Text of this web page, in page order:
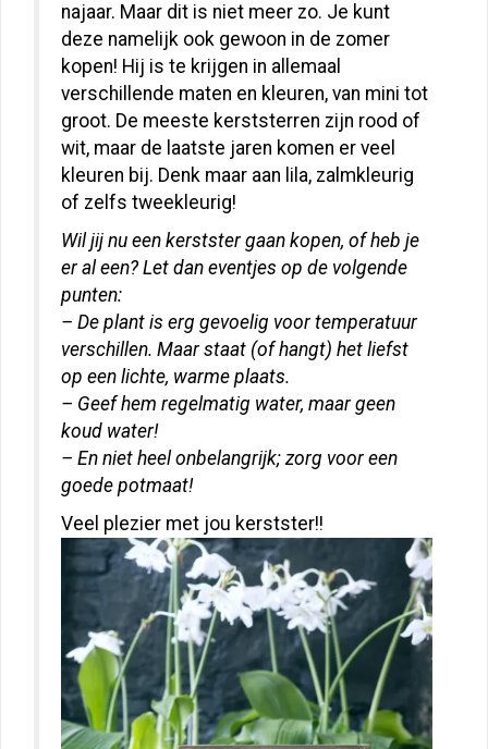
najaar. Maar dit is niet meer zo. Je kunt
deze namelijk ook gewoon in de zomer
kopen! Hij is te krijgen in allemaal
verschillende maten en kleuren, van mini tot
groot. De meeste kerststerren zijn rood of
wit, maar de laatste jaren komen er veel
kleuren bij. Denk maar aan lila, zalmkleurig
of zelfs tweekleurig!
Wil jij nu een kerstster gaan kopen, of heb je
er al een? Let dan eventjes op de volgende
punten:
– De plant is erg gevoelig voor temperatuur
verschillen. Maar staat (of hangt) het liefst
op een lichte, warme plaats.
– Geef hem regelmatig water, maar geen
koud water!
– En niet heel onbelangrijk; zorg voor een
goede potmaat!
Veel plezier met jou kerstster!!